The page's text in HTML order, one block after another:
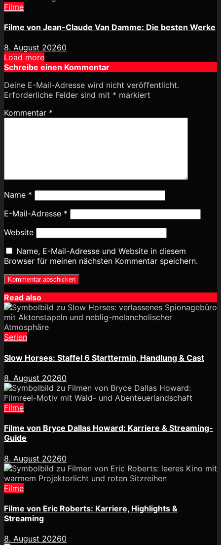
Filme
Filme von Jean-Claude Van Damme: Die besten Werke
8. August 20260
Load more
Schreibe einen Kommentar
Deine E-Mail-Adresse wird nicht veröffentlicht.
Erforderliche Felder sind mit * markiert
Kommentar *
Name *
E-Mail-Adresse *
Website
Name, E-Mail-Adresse und Website in diesem
Browser für meinen nächsten Kommentar speichern.
Read also
Serien
Slow Horses: Staffel 6 Starttermin, Handlung & Cast
8. August 20260
Filme
Filme von Bryce Dallas Howard: Karriere & Streaming-
Guide
8. August 20260
Filme
Filme von Eric Roberts: Karriere, Highlights &
Streaming
8. August 20260